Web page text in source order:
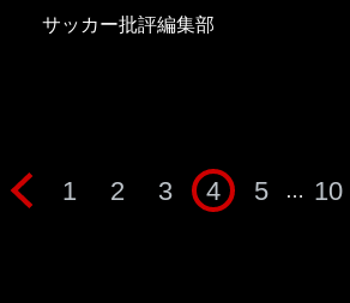
サッカー批評編集部
1 2 3 4 5 … 10